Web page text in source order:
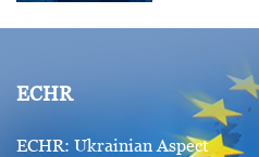
ECHR
ECHR: Ukrainian Aspect